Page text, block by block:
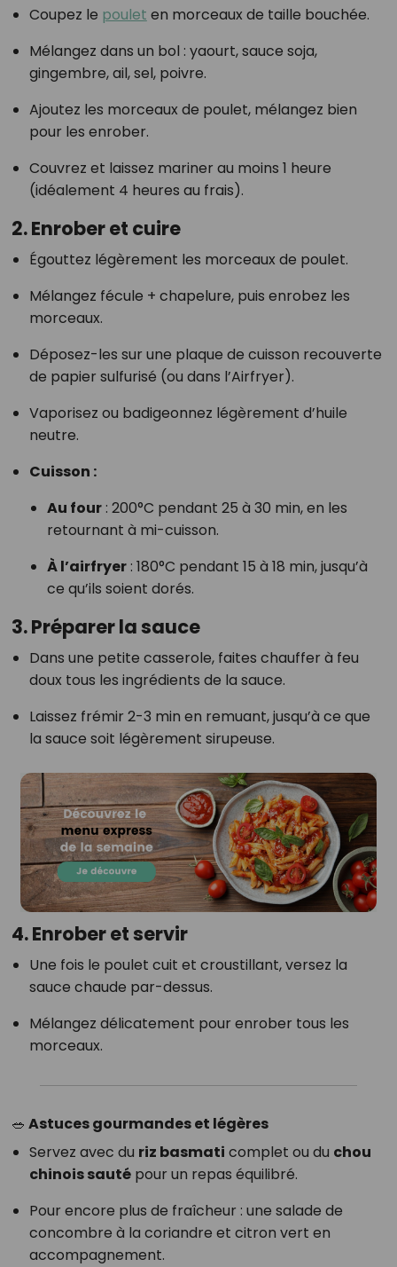
Coupez le poulet en morceaux de taille bouchée.
Mélangez dans un bol : yaourt, sauce soja,
gingembre, ail, sel, poivre.
Ajoutez les morceaux de poulet, mélangez bien
pour les enrober.
Couvrez et laissez mariner au moins 1 heure
(idéalement 4 heures au frais).
2.Enrober et cuire
Égouttez légèrement les morceaux de poulet.
Mélangez fécule + chapelure, puis enrobez les
morceaux.
Déposez-les sur une plaque de cuisson recouverte
de papier sulfurisé (ou dans l’Airfryer).
Vaporisez ou badigeonnez légèrement d’huile
neutre.
Cuisson :
Au four: 200°C pendant 25 à 30 min, en les
retournant à mi-cuisson.
À l’airfryer: 180°C pendant 15 à 18 min, jusqu’à
ce qu’ils soient dorés.
3.Préparer la sauce
Dans une petite casserole, faites chauffer à feu
doux tous les ingrédients de la sauce.
Laissez frémir 2-3 min en remuant, jusqu’à ce que
la sauce soit légèrement sirupeuse.
4.Enrober et servir
Une fois le poulet cuit et croustillant, versez la
sauce chaude par-dessus.
Mélangez délicatement pour enrober tous les
morceaux.
🥗 Astuces gourmandes et légères
Servez avec du riz basmati complet ou du chou
chinois sautépour un repas équilibré.
Pour encore plus de fraîcheur : une salade de
concombre à la coriandre et citron vert en
accompagnement.